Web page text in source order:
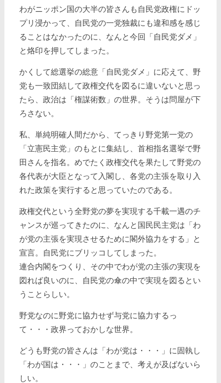
わがニッポン国の大半の皆さんも自民党政権にドッ
プリ浸かって、自民党の一党独裁にも違和感を感じ
ることはなかったのに、なんと今回「自民党ダメ」
と烙印を押してしまった。
かくして総選挙の総意「自民党ダメ」に応えて、野
党も一致団結して政権交代を図るに違いないと思っ
たら、政治は「権謀術数」の世界。そうは問屋が下
ろさない。
私、単純明確人間だから、てっきり野党第一党の
「立憲民主党」のもとに集結し、首相指名選挙で野
田さんを指名。めでたく政権交代を果たして野党の
各代表が大臣となって入閣し、各党の主張を取り入
れた政策を実行すると思っていたのである。
政権交代という全野党の夢を実現する千載一遇のチ
ャンスが巡ってきたのに、なんと国民民主党は「わ
が党の主張を実現させるために閣外協力をする」と
宣言。自民党にブリッコしてしまった。
連合内閣をつくり、その中でわが党の主張の実現を
図れば良いのに、自民党の傘の中で実現を図るとい
うことらしい。
野党なのに野党に協力せず与党に協力するっ
て・・・政界っておかしな世界。
どうも野党の皆さんは「わが党は・・・」に固執し
「わが国は・・・」のことまで、考えが及ばないら
しい。